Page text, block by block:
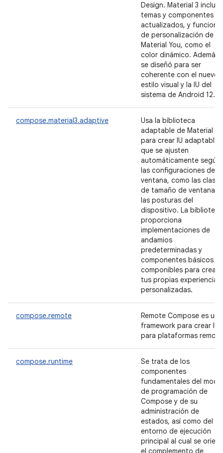
Design. Material 3 incluye
temas y componentes
actualizados, y
de personalización de
Material You, como el
color dinámico. Además,
se diseñó para ser
coherente con el nuevo
estilo visual y la IU del
sistema de Android 12.
compose.material3.adaptive
Usa la biblioteca
adaptable de Material 3
para crear IU adaptables
que se ajusten
automáticamente según
las configuraciones de la
ventana, como las clases
de tamaño de ventana o
las posturas del
dispositivo. La biblioteca
proporciona
implementaciones de
andamios
predeterminadas y
componentes básicos
componibles para crear
tus propias experiencias
personalizadas.
compose.remote
Remote Compose es un
framework para crear IU
para plataformas
compose.runtime
Se trata de los
componentes
fundamentales del
de programación de
Compose y de su
administración de
estados, así como del
entorno de ejecución
principal al cual se
el complemento de